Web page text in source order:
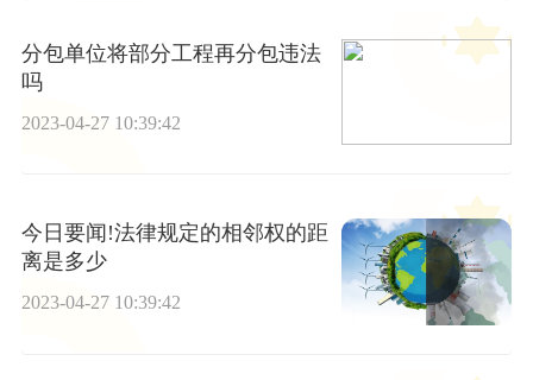
分包单位将部分工程再分包违法
吗
2023-04-27 10:39:42
今日要闻!法律规定的相邻权的距
离是多少
2023-04-27 10:39:42